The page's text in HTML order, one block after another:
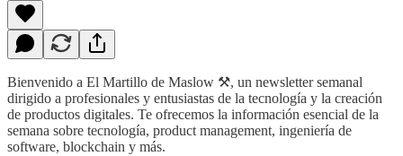
Bienvenido a El Martillo de Maslow ⚒️, un newsletter semanal
dirigido a profesionales y entusiastas de la tecnología y la creación
de productos digitales. Te ofrecemos la información esencial de la
semana sobre tecnología, product management, ingeniería de
software, blockchain y más.